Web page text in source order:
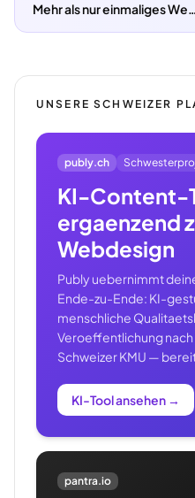
Mehr als nur einmaliges Webdesign.
UNSERE SCHWEIZER
publy.ch
KI-Content-
ergaenzend
Webdesign
Publy uebernimmt
Ende-zu-Ende: KI-
menschliche
Veroeffentlichung nach
Schweizer KMU —
KI-Tool ansehen →
pantra.io